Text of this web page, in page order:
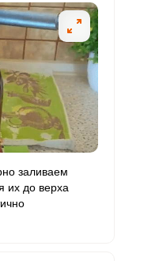
заливаем
их до верха